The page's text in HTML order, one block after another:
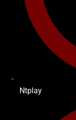
Ntplay